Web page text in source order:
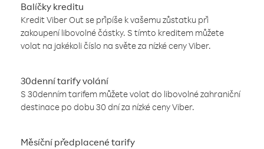
Balíčky kreditu
Kredit Viber Out se připíše k vašemu zůstatku při
zakoupení libovolné částky. S tímto kreditem můžete
volat na jakékoli číslo na světe za nízké ceny Viber.
30denní tarify volání
S 30denním tarifem můžete volat do libovolné zahraniční
destinace po dobu 30 dní za nízké ceny Viber.
Měsíční předplacené tarify